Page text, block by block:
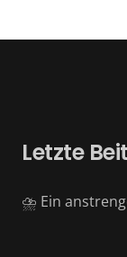
Letzte
⛈️ Ein